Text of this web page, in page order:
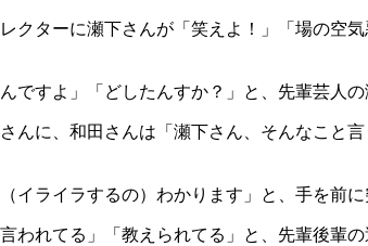
クターに瀬下さんが「笑えよ！」「場の空
ですよ」「どしたんすか？」と、先輩芸人
んに、和田さんは「瀬下さん、そんなこと
ライラするの）わかります」と、手を前
われてる」「教えられてる」と、先輩後輩